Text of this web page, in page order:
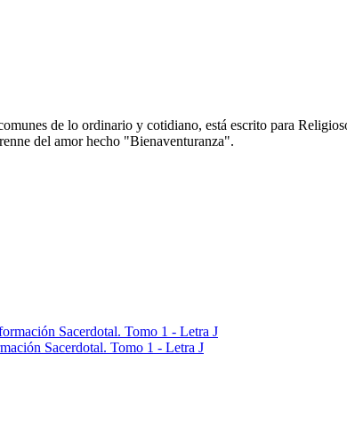
de lo ordinario y cotidiano, está escrito para
del amor hecho "Bienaventuranza".
Sacerdotal. Tomo 1 - Letra J